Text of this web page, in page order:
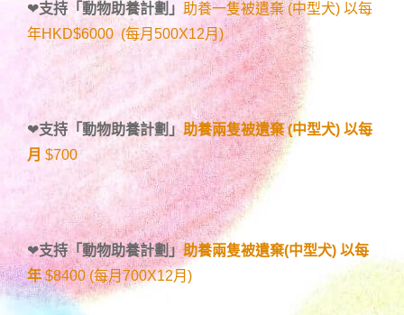
❤支持「動物助養計劃 」 助養一隻被遺棄 (中型犬) 以每
年HKD$6000 (每月500X12月)
❤支持「動物助養計劃 」助養兩隻被遺棄 (中型犬) 以每
月 $700
❤支持「動物助養計劃」助養兩隻被遺棄(中型犬) 以每
年 $8400 (每月700X12月)